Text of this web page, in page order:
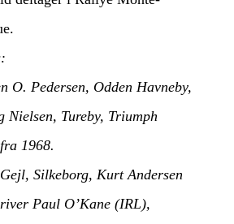
O. Pedersen, Odden Havneby,
Nielsen, Tureby, Triumph
1968.
Silkeborg, Kurt Andersen
Paul O’Kane (IRL),